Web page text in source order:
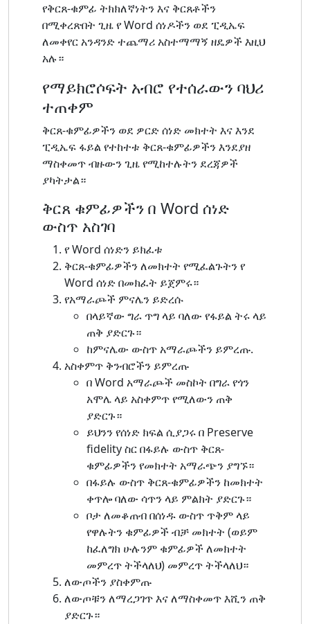
የቅርጸ-ቁምፊ ትክክለኛነትን እና ቅርጸቶችን
በሚቀረጽበት ጊዜ የ Word ሰነዶችን ወደ ፒዲኤፍ
ለመቀየር አንዳንድ ተጨማሪ አስተማማኝ ዘዴዎች እዚህ
አሉ።
የማይክሮሶፍት አብሮ የተሰራውን ባህሪ
ተጠቀም
ቅርጸ-ቁምፊዎችን ወደ ዎርድ ሰነድ መክተት እና እንደ
ፒዲኤፍ ፋይል የተከተቱ ቅርጸ-ቁምፊዎችን እንደያዘ
ማስቀመጥ ብዙውን ጊዜ የሚከተሉትን ደረጃዎች
ያካትታል።
ቅርጸ ቁምፊዎችን በ Word ሰነድ
ውስጥ አስገባ
የ Word ሰነድን ይክፈቱ
ቅርጸ-ቁምፊዎችን ለመክተት የሚፈልጉትን የ
Word ሰነድ በመክፈት ይጀምሩ።
የአማራጮች ምናሌን ይድረሱ
በላይኛው ግራ ጥግ ላይ ባለው የፋይል ትሩ ላይ
ጠቅ ያድርጉ።
ከምናሌው ውስጥ አማራጮችን ይምረጡ.
አስቀምጥ ቅንብሮችን ይምረጡ
በ Word አማራጮች መስኮት በግራ የጎን
አሞሌ ላይ አስቀምጥ የሚለውን ጠቅ
ያድርጉ።
ይህንን የሰነድ ክፍል ሲያጋሩ በ Preserve
fidelity ስር በፋይሉ ውስጥ ቅርጸ-
ቁምፊዎችን የመክተት አማራጭን ያግኙ።
በፋይሉ ውስጥ ቅርጸ-ቁምፊዎችን ከመክተት
ቀጥሎ ባለው ሳጥን ላይ ምልክት ያድርጉ።
ቦታ ለመቆጠብ በሰነዱ ውስጥ ጥቅም ላይ
የዋሉትን ቁምፊዎች ብቻ መክተት (ወይም
ከፈለግክ ሁሉንም ቁምፊዎች ለመክተት
መምረጥ ትችላለህ) መምረጥ ትችላለህ።
ለውጦችን ያስቀምጡ
ለውጦቹን ለማረጋገጥ እና ለማስቀመጥ እሺን ጠቅ
ያድርጉ።